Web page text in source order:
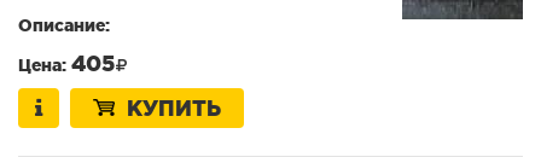
Описание:
Цена: 405
КУПИТЬ